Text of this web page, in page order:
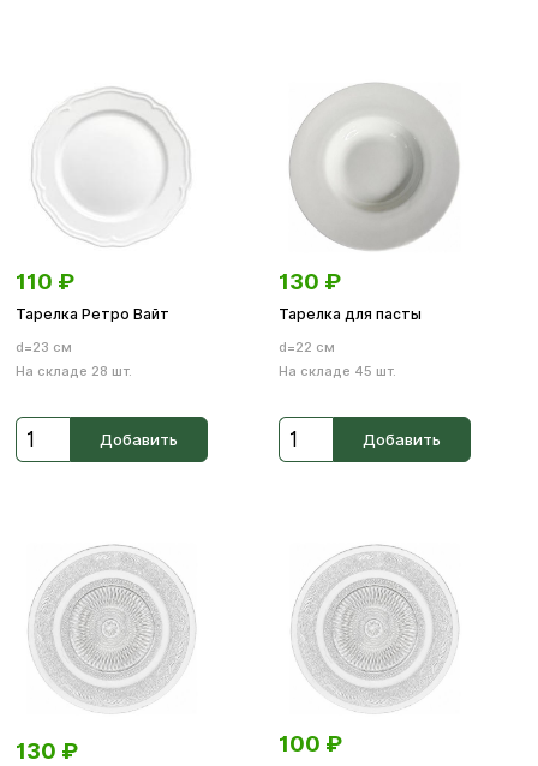
110 ₽
Тарелка Ретро Вайт
d=23 см
На складе 28 шт.
Добавить
130 ₽
Тарелка для пасты
d=22 см
На складе 45 шт.
Добавить
130 ₽ 100 ₽